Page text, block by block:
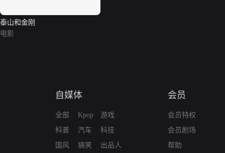
泰山和金刚
电影
自媒体
全部
科普
国风
Kpop
汽车
搞笑
游戏
科技
出品人
会员
会员特权
会员剧场
帮助